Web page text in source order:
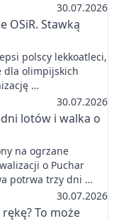
30.07.2026
OSiR. Stawką
polscy lekkoatleci,
dla olimpijskich
…
30.07.2026
dni lotów i walka o
na ogrzane
o Puchar
potrwa trzy dni …
30.07.2026
To może